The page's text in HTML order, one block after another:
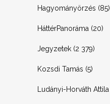
Hagyományörzés (85)
HáttérPanoráma (20)
Jegyzetek (2 379)
Kozsdi Tamás (5)
Ludányi-Horváth Attila